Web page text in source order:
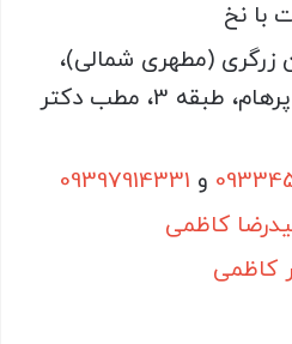
با نخ
زرگری (مطهری شمالی)،
کوچه 17، ساختمان پرهام، طبقه 3، مطب دکتر
و 09397914331
کاظمی
کاظمی